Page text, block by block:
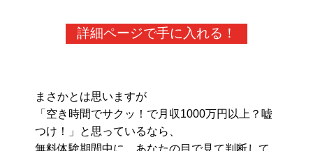
詳細ページで手に入れる！
まさかとは思いますが
「空き時間でサクッ！で月収1000万円以上？嘘
つけ！」と思っているなら、
無料体験期間中に、あなたの目で見て判断して